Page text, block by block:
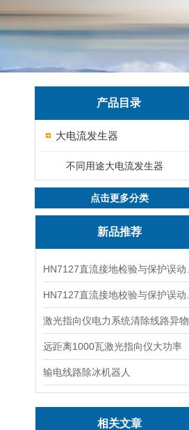
产品目录
大电流发生器
不同用途大电流发生器
点击更多分类
新品推荐
激光指向仪电力系统清除线路异物
远距离1000瓦激光指向仪大功率
输电线路除冰机器人
相关文章